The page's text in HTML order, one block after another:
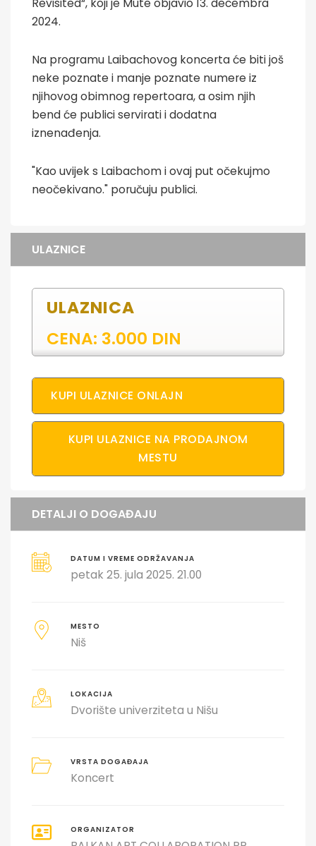
Revisited“, koji je Mute objavio 13. decembra
2024.
Na programu Laibachovog koncerta će biti još
neke poznate i manje poznate numere iz
njihovog obimnog repertoara, a osim njih
bend će publici servirati i dodatna
iznenađenja.
"Kao uvijek s Laibachom i ovaj put očekujmo
neočekivano." poručuju publici.
ULAZNICE
ULAZNICA
CENA: 3.000 DIN
KUPI ULAZNICE ONLAJN
KUPI ULAZNICE NA PRODAJNOM
MESTU
DETALJI O DOGAĐAJU
DATUM I VREME ODRŽAVANJA
petak 25. jula 2025. 21.00
MESTO
Niš
LOKACIJA
Dvorište univerziteta u Nišu
VRSTA DOGAĐAJA
Koncert
ORGANIZATOR